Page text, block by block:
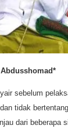
sebelum
tidak
dari beberapa